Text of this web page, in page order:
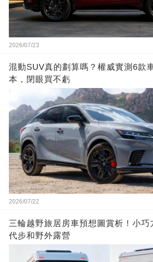
2026/07/23
混動SUV真的劃算嗎？權威實測6款
本，閉眼買不虧
2026/07/22
三輪越野旅居房車預想圖賞析！小巧
代步和野外露營